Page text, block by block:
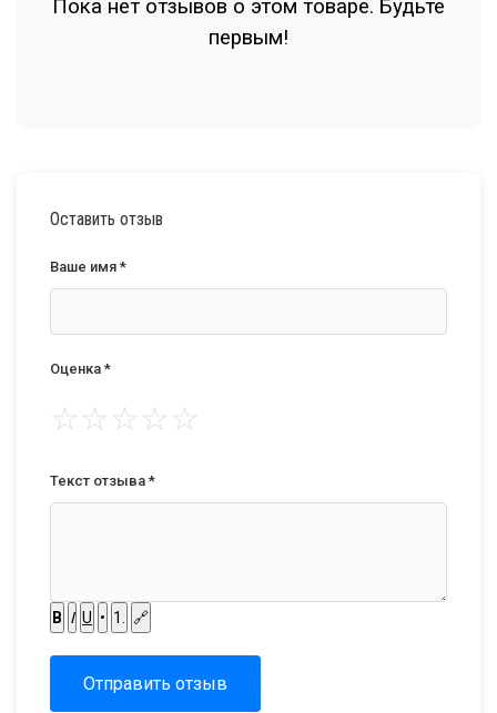
Пока нет отзывов о этом товаре. Будьте
первым!
Оставить отзыв
Ваше имя *
Оценка *
☆☆☆☆☆
Текст отзыва *
B I U • 1. 🔗
Отправить отзыв